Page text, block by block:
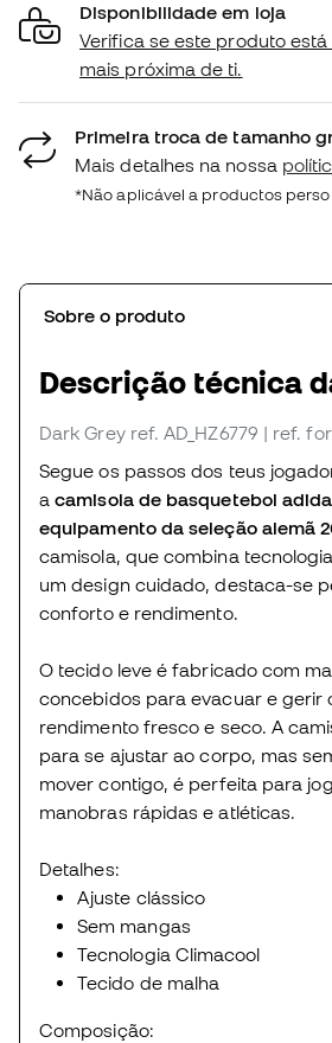
Disponibilidade em loja
Verifica se este produto está
mais próxima de ti.
Primeira troca de tamanho
Mais detalhes na nossa
*Não aplicável a productos
Sobre o produto
Descrição técnica
Dark Grey ref. AD_HZ6779 | ref.
Segue os passos dos teus
acamisola de basquetebol
equipamento da seleção alemã
camisola, que combina
um design cuidado, destaca-se
conforto e rendimento.
O tecido leve é fabricado com
concebidos para evacuar e gerir
rendimento fresco e seco. A
para se ajustar ao corpo, mas
mover contigo, é perfeita para
manobras rápidas e atléticas.
Detalhes:
Ajuste clássico
Sem mangas
Tecnologia Climacool
Tecido de malha
Composição: